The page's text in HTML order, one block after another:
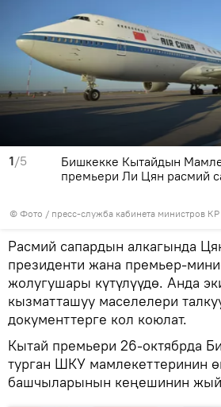
1/5
© Фото / пресс-служба кабинета министров
Бишкекке Кытайдын
премьери Ли Цян расмий
Расмий сапардын алкагында
президенти жана премьер-
жолугушары күтүлүүдө. Анда
кызматташуу маселелери
документтерге кол коюлат.
Кытай премьери 26-октябрда
турган ШКУ мамлекеттеринин
башчыларынын кеңешинин